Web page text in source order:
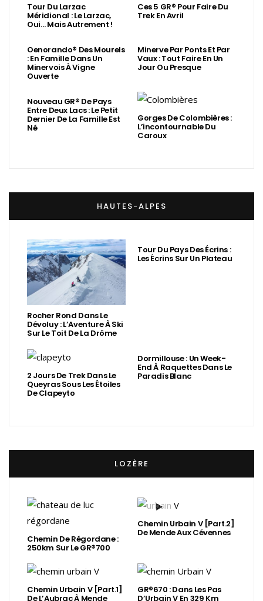
Tour Du Larzac
Méridional : Le Larzac,
Oui… Mais Autrement !
Ces 5 GR® Pour Faire Du
Trek En Avril
Oenorando® Des Mourels
: En Famille Dans Un
Minervois À Vigne
Ouverte
Minerve Par Ponts Et Par
Vaux : Tout Faire En Un
Jour Ou Presque
Nouveau GR® De Pays
Entre Deux Lacs : Le Petit
Dernier De La Famille Est
Né
Gorges De Colombières :
L’incontournable Du
Caroux
HAUTES-ALPES
Rocher Rond Dans Le
Dévoluy : L’Aventure À Ski
Sur Le Toit De La Drôme
Tour Du Pays Des Écrins :
Les Écrins Sur Un Plateau
2 Jours De Trek Dans Le
Queyras Sous Les Étoiles
De Clapeyto
Dormillouse : Un Week-
End À Raquettes Dans Le
Paradis Blanc
LOZÈRE
Chemin De Régordane :
250km Sur Le GR®700
Chemin Urbain V [Part.2]
De Mende Aux Cévennes
Chemin Urbain V [Part.1]
De L’Aubrac À Mende
GR®670 : Dans Les Pas
D’Urbain V En 329 Km